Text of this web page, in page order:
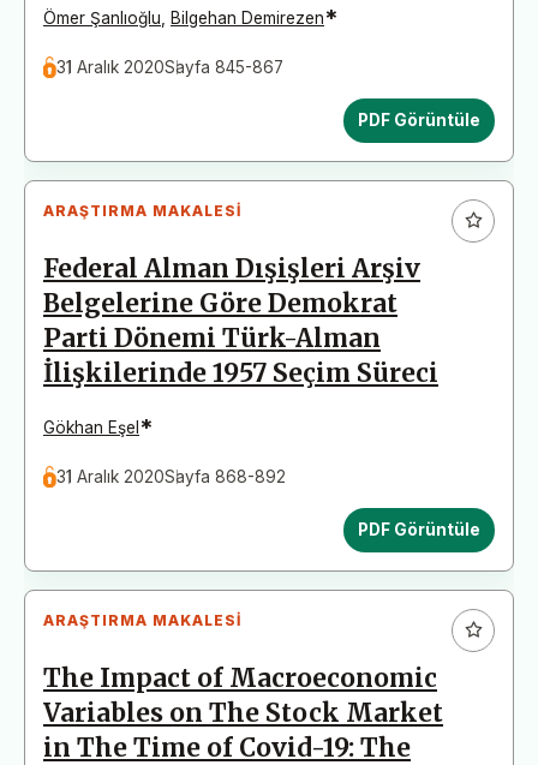
Ömer Şanlıoğlu Bilgehan Demirezen*
31 Aralık 2020Sayfa 845-867
PDF Görüntüle
ARAŞTIRMA MAKALESI
Federal Alman Dışişleri Arşiv
Belgelerine Göre Demokrat
Parti Dönemi Türk-Alman
İlişkilerinde 1957 Seçim Süreci
Gökhan Eşel *
31 Aralık 2020Sayfa 868-892
PDF Görüntüle
ARAŞTIRMA MAKALESI
The Impact of Macroeconomic
Variables on The Stock Market
in The Time of Covid-19: The